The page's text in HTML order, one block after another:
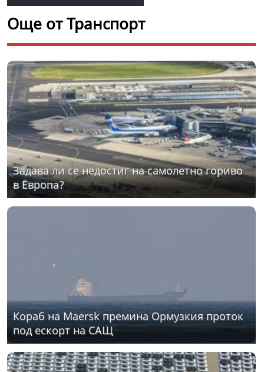
Още от Транспорт
Задава ли се недостиг на самолетно гориво
в Европа?
Кораб на Maersk премина Ормузкия проток
под ескорт на САЩ